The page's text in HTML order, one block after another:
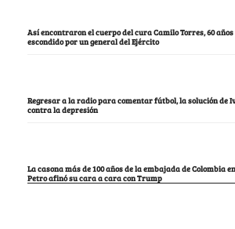
Así encontraron el cuerpo del cura Camilo Torres, 60
escondido por un general del Ejército
Regresar a la radio para comentar fútbol, la solución de
contra la depresión
La casona más de 100 años de la embajada de Colombia
Petro afinó su cara a cara con Trump